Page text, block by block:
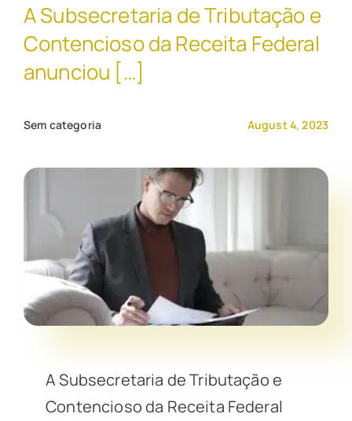
A Subsecretaria de Tributação e
Contencioso da Receita Federal
anunciou […]
Sem categoria August 4, 2023
A Subsecretaria de Tributação e
Contencioso da Receita Federal